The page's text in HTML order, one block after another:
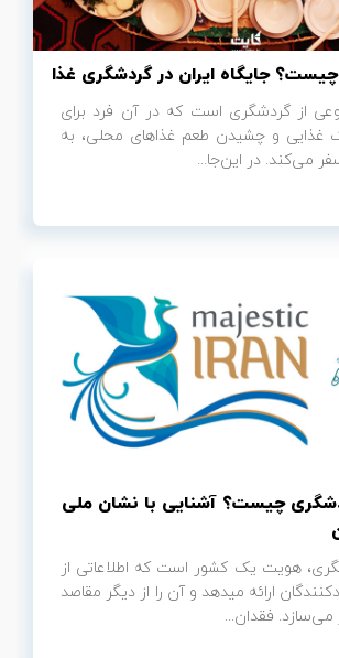
جایگاه ایران در گردشگری غذا
از گردشگری است که در آن فرد برای
غذایی و چشیدن طعم غذاهای محلی، به
می‌کند. در این‌جا...
چیست؟ آشنایی با نشان ملی
هویت یک کشور است که اطلاعاتی از
مقصد را به بازدیدکنندگان ارائه می‎دهد و آن را از دیگر مقاصد
می‌سازد. فقدان...